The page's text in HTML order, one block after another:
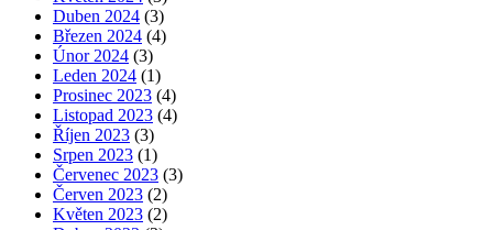
Duben 2024 (3)
Březen 2024 (4)
Únor 2024 (3)
Leden 2024 (1)
Prosinec 2023 (4)
Listopad 2023 (4)
Říjen 2023 (3)
Srpen 2023 (1)
Červenec 2023 (3)
Červen 2023 (2)
Květen 2023 (2)